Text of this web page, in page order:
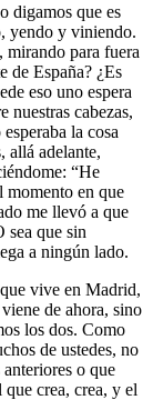
digamos que es
yendo y viniendo.
mirando para fuera
de España? ¿Es
eso uno espera
nuestras cabezas,
la cosa
allá adelante,
“He
momento en que
me llevó a que
sea que sin
a ningún lado.
vive en Madrid,
de ahora, sino
los dos. Como
de ustedes, no
o que
crea, crea, y el